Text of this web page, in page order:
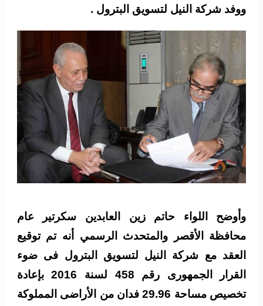
ووفد شركة النيل لتسويق البترول .
وأوضح اللواء حاتم زين العابدين سكرتير عام
محافظة الأقصر والمتحدث الرسمي أنه تم توقيع
العقد مع شركة النيل لتسويق البترول فى ضوء
القرار الجمهورى رقم 458 لسنة 2016 بإعادة
تخصيص مساحة 29.96 فدان من الأراضى المملوكة